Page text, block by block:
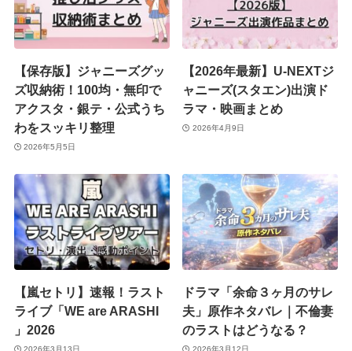
【保存版】ジャニーズグッ
ズ収納術！100均・無印で
アクスタ・銀テ・公式うち
わをスッキリ整理
2026年5月5日
【2026年最新】U-NEXTジ
ャニーズ(スタエン)出演ド
ラマ・映画まとめ
2026年4月9日
【嵐セトリ】速報！ラスト
ライブ「WE are ARASHI
」2026
2026年3月13日
ドラマ「余命３ヶ月のサレ
夫」原作ネタバレ｜不倫妻
のラストはどうなる？
2026年3月12日